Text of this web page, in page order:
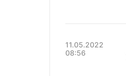
11.05.2022
08:56